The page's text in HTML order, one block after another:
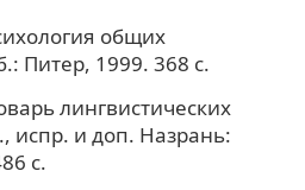
общих
Питер, 1999. 368 с.
лингвистических
испр. и доп. Назрань:
с.